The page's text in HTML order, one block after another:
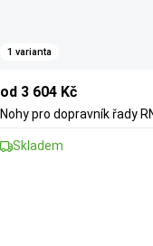
1 varianta
od 3 604 Kč
Nohy pro dopravník řady
Skladem